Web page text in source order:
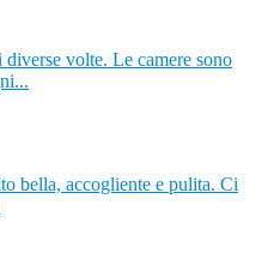
volte. Le camere sono
bella, accogliente e pulita. Ci